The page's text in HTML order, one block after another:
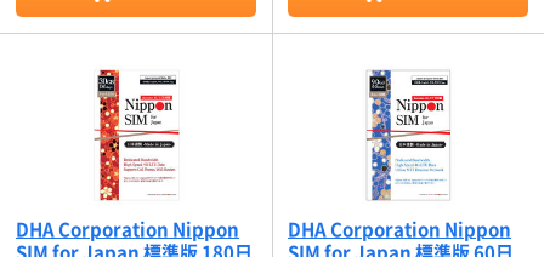
DHA Corporation Nippon
SIM for Japan 標準版 180日
DHA Corporation Nippon
SIM for Japan 標準版 60日